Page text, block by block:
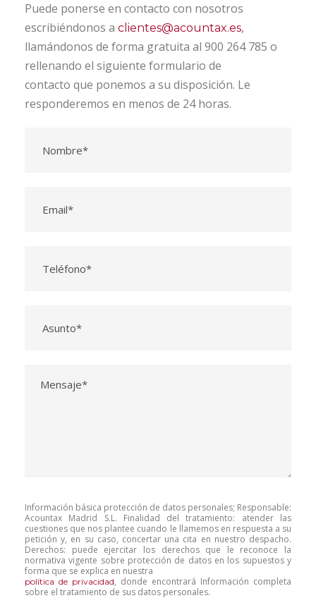
Puede ponerse en contacto con nosotros
escribiéndonos a clientes@acountax.es,
llamándonos de forma gratuita al 900 264 785 o
rellenando el siguiente formulario de
contacto que ponemos a su disposición. Le
responderemos en menos de 24 horas.
Información básica protección de datos personales; Responsable:
Acountax Madrid S.L. Finalidad del tratamiento: atender las
cuestiones que nos plantee cuando le llamemos en respuesta a su
petición y, en su caso, concertar una cita en nuestro despacho.
Derechos: puede ejercitar los derechos que le reconoce la
normativa vigente sobre protección de datos en los supuestos y
forma que se explica en nuestra
política de privacidad, donde encontrará Información completa
sobre el tratamiento de sus datos personales.